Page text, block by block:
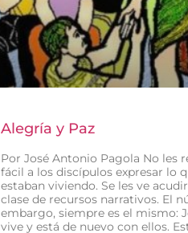
Alegría y Paz
Por José Antonio Pagola No les
fácil a los discípulos expresar lo
estaban viviendo. Se les ve acudir
clase de recursos narrativos. El
embargo, siempre es el mismo:
vive y está de nuevo con ellos.